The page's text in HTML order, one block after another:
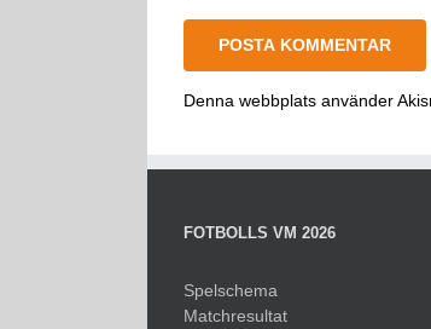
Denna webbplats använder
FOTBOLLS VM 2026
Spelschema
Matchresultat